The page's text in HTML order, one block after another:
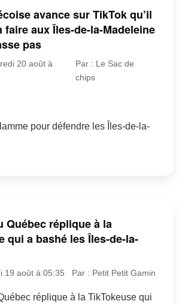
avance sur TikTok qu’il
faire aux Îles-de-la-Madeleine
pas
20 août à
Par : Le Sac de
chips
pour défendre les Îles-de-la-
Québec réplique à la
qui a bashé les Îles-de-la-
19 août à 05:35 Par : Petit Petit Gamin
réplique à la TikTokeuse qui